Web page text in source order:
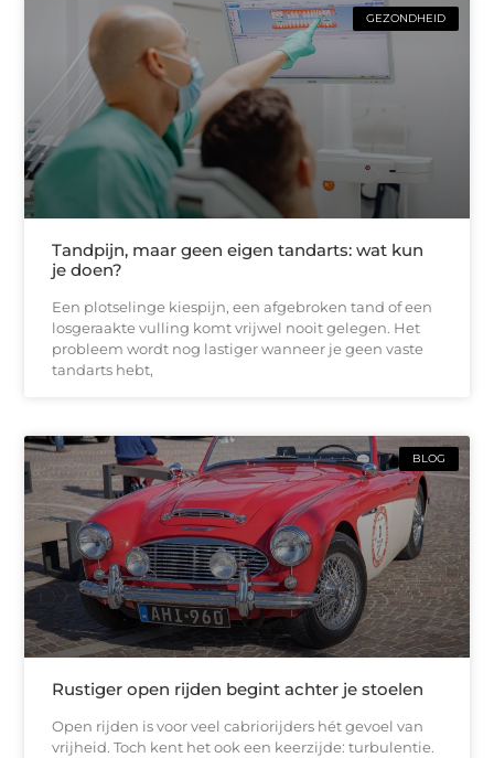
GEZONDHEID
Tandpijn, maar geen eigen tandarts: wat kun
je doen?
Een plotselinge kiespijn, een afgebroken tand of een
losgeraakte vulling komt vrijwel nooit gelegen. Het
probleem wordt nog lastiger wanneer je geen vaste
tandarts hebt,
BLOG
Rustiger open rijden begint achter je stoelen
Open rijden is voor veel cabriorijders hét gevoel van
vrijheid. Toch kent het ook een keerzijde: turbulentie.